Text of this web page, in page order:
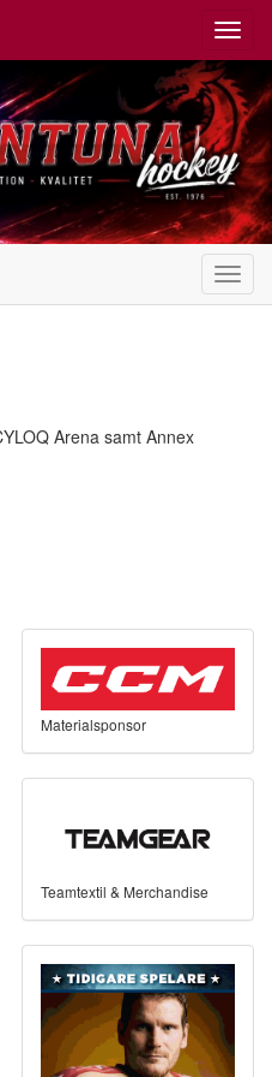
Arena samt Annex
Materialsponsor
Teamtextil & Merchandise